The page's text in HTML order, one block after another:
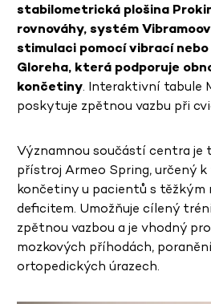
stabilometrická plošina
rovnováhy, systém
stimulaci pomocí vibrací
Gloreha, která podporuje
končetiny. Interaktivní tabule
poskytuje zpětnou vazbu při
Významnou součástí centra je
přístroj Armeo Spring, určený
končetiny u pacientů s těžkým
deficitem. Umožňuje cílený
zpětnou vazbou a je vhodný
mozkových příhodách,
ortopedických úrazech.